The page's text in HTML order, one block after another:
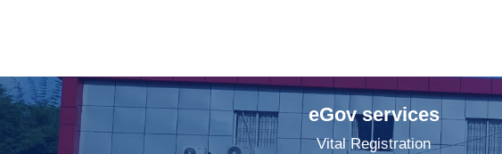
eGov services
Vital Registration